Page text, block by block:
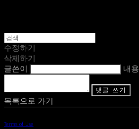
수정하기
삭제하기
글쓴이
내용
댓글 쓰기
목록으로 가기
Terms of Use